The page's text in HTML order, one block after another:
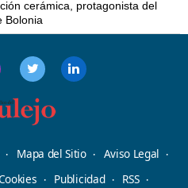
cerámica, protagonista del
Bolonia
Mapa del Sitio
Aviso Legal
Publicidad
RSS